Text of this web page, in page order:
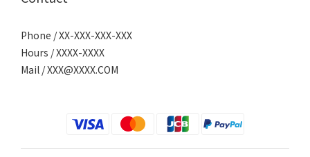
Phone / XX-XXX-XXX-XXX
Hours / XXXX-XXXX
Mail /XXX@XXXX.COM